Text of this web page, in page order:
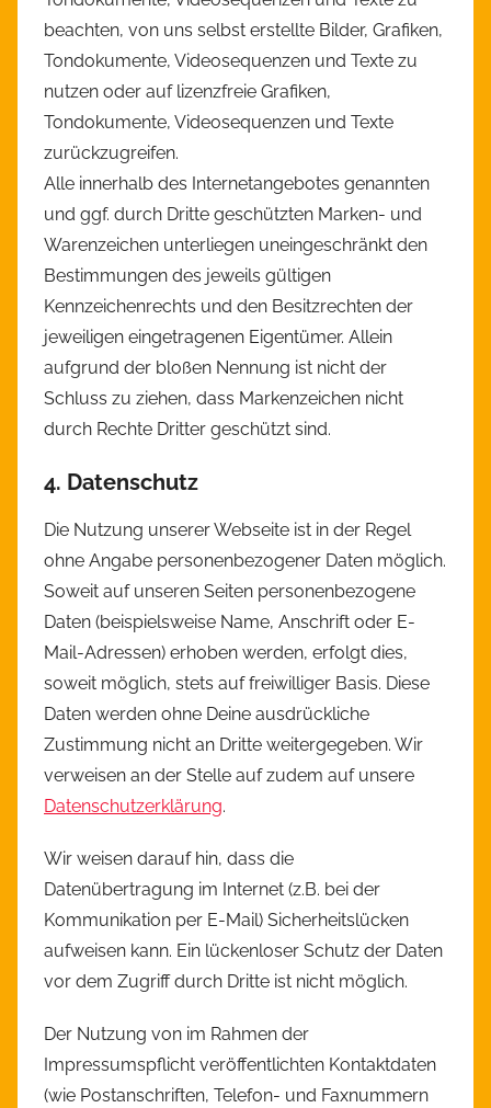
beachten, von uns selbst erstellte Bilder, Grafiken,
Tondokumente, Videosequenzen und Texte zu
nutzen oder auf lizenzfreie Grafiken,
Tondokumente, Videosequenzen und Texte
zurückzugreifen.
Alle innerhalb des Internetangebotes genannten
und ggf. durch Dritte geschützten Marken- und
Warenzeichen unterliegen uneingeschränkt den
Bestimmungen des jeweils gültigen
Kennzeichenrechts und den Besitzrechten der
jeweiligen eingetragenen Eigentümer. Allein
aufgrund der bloßen Nennung ist nicht der
Schluss zu ziehen, dass Markenzeichen nicht
durch Rechte Dritter geschützt sind.
4. Datenschutz
Die Nutzung unserer Webseite ist in der Regel
ohne Angabe personenbezogener Daten möglich.
Soweit auf unseren Seiten personenbezogene
Daten (beispielsweise Name, Anschrift oder E-
Mail-Adressen) erhoben werden, erfolgt dies,
soweit möglich, stets auf freiwilliger Basis. Diese
Daten werden ohne Deine ausdrückliche
Zustimmung nicht an Dritte weitergegeben. Wir
verweisen an der Stelle auf zudem auf unsere
Datenschutzerklärung.
Wir weisen darauf hin, dass die
Datenübertragung im Internet (z.B. bei der
Kommunikation per E-Mail) Sicherheitslücken
aufweisen kann. Ein lückenloser Schutz der Daten
vor dem Zugriff durch Dritte ist nicht möglich.
Der Nutzung von im Rahmen der
Impressumspflicht veröffentlichten Kontaktdaten
(wie Postanschriften, Telefon- und Faxnummern